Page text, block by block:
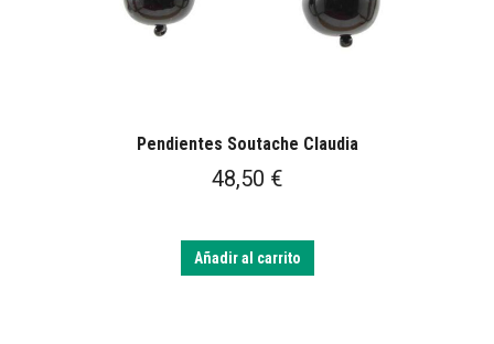
Pendientes Soutache Claudia
48,50 €
Añadir al carrito